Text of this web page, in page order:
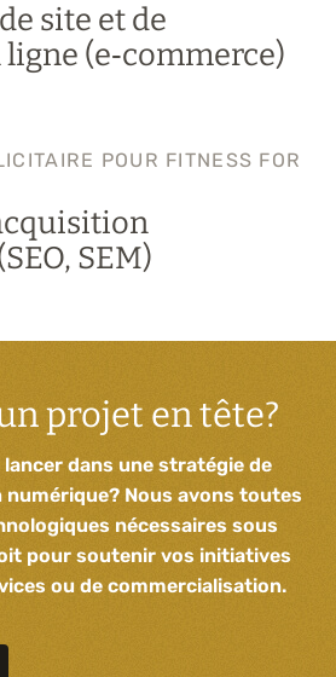
site et de
(e‑commerce)
POUR FITNESS FOR
SEM)
projet en tête?
dans une stratégie de
Nous avons toutes
nécessaires sous
pour soutenir vos initiatives
ou de commercialisation.